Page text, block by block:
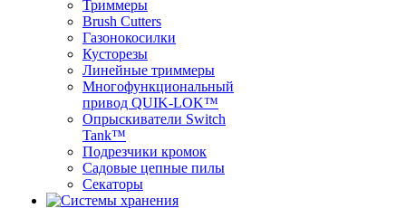
Триммеры
Brush Cutters
Газонокосилки
Кусторезы
Линейные триммеры
Многофункциональный
привод QUIK-LOK™
Опрыскиватели Switch
Tank™
Подрезчики кромок
Садовые цепные пилы
Секаторы